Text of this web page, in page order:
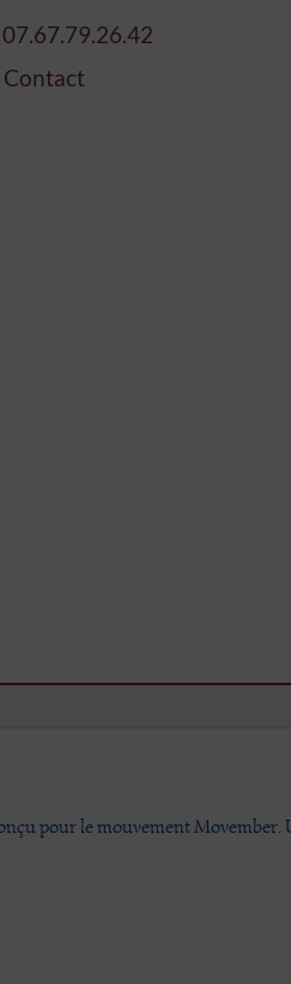
07.67.79.26.42
Contact
pour le mouvement Movember.